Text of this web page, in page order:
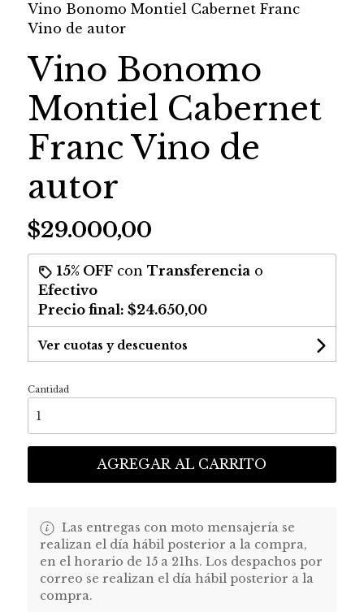
Vino Bonomo Montiel Cabernet Franc
Vino de autor
Vino Bonomo
Montiel Cabernet
Franc Vino de
autor
$29.000,00
15% OFFcon Transferenciao
Efectivo
Precio final: $24.650,00
Ver cuotas y descuentos
Cantidad
AGREGAR AL CARRITO
Las entregas con moto mensajería se
realizan el día hábil posterior a la compra,
en el horario de 15 a 21hs. Los despachos por
correo se realizan el día hábil posterior a la
compra.